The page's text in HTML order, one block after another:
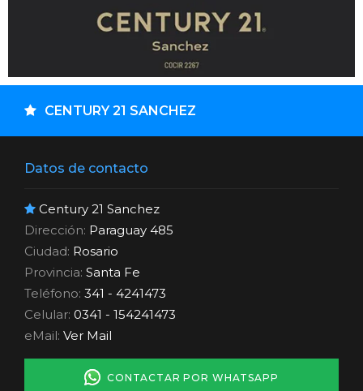
CENTURY 21 SANCHEZ
Datos de contacto
Century 21 Sanchez
Dirección: Paraguay 485
Ciudad: Rosario
Provincia: Santa Fe
Teléfono: 341 - 4241473
Celular: 0341 - 154241473
eMail: Ver Mail
CONTACTAR POR WHATSAPP